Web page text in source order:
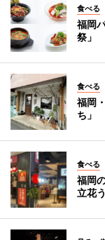
食べる
福岡
祭」
食べる
福岡
ち」
食べる
福岡
立花